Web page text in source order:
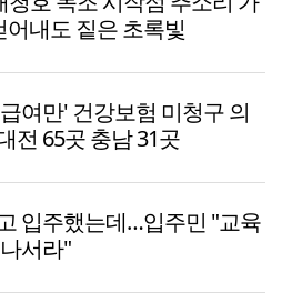
내도 짙은 초록빛
여만' 건강보험 미청구 의
전 65곳 충남 31곳
입주했는데…입주민 "교육
서라"